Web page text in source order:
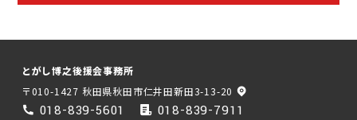
とがし博之後援会事務所
〒010-1427 秋田県秋田市仁井田新田3-13-20
018-839-5601 018-839-7911